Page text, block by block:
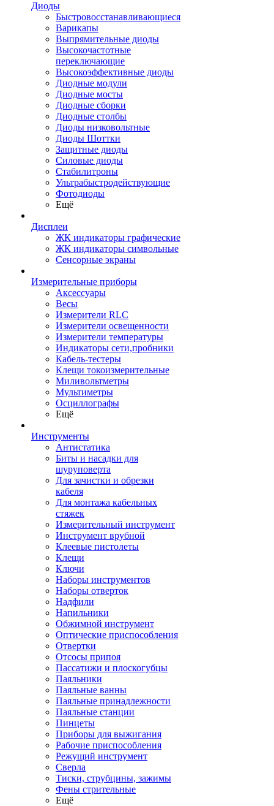
Диоды
Быстровосстанавливающиеся
Варикапы
Выпрямительные диоды
Высокочастотные
переключающие
Высокоэффективные диоды
Диодные модули
Диодные мосты
Диодные сборки
Диодные столбы
Диоды низковольтные
Диоды Шоттки
Защитные диоды
Силовые диоды
Стабилитроны
Ультрабыстродействующие
Фотодиоды
Ещё
Дисплеи
ЖК индикаторы графические
ЖК индикаторы символьные
Сенсорные экраны
Измерительные приборы
Аксессуары
Весы
Измерители RLC
Измерители освещенности
Измерители температуры
Индикаторы сети,пробники
Кабель-тестеры
Клещи токоизмерительные
Миливольтметры
Мультиметры
Осциллографы
Ещё
Инструменты
Антистатика
Биты и насадки для
шуруповерта
Для зачистки и обрезки
кабеля
Для монтажа кабельных
стяжек
Измерительный инструмент
Инструмент врубной
Клеевые пистолеты
Клещи
Ключи
Наборы инструментов
Наборы отверток
Надфили
Напильники
Обжимной инструмент
Оптические приспособления
Отвертки
Отсосы припоя
Пассатижи и плоскогубцы
Паяльники
Паяльные ванны
Паяльные принадлежности
Паяльные станции
Пинцеты
Приборы для выжигания
Рабочие приспособления
Режущий инструмент
Сверла
Тиски, струбцины, зажимы
Фены стрительные
Ещё